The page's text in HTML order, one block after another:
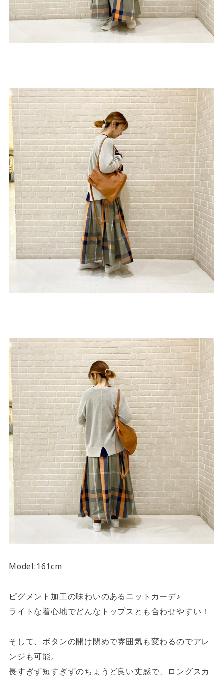
Model:161cm
ピグメント加工の味わいのあるニットカーデ♪
ライトな着心地でどんなトップスとも合わせやすい！
そして、ボタンの開け閉めで雰囲気も変わるのでアレ
ンジも可能。
長すぎず短すぎずのちょうど良い丈感で、ロングスカ